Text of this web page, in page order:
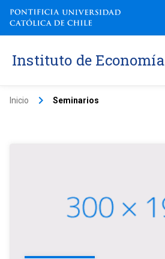
Instituto de Economía
Inicio keyboard_arrow_right Seminarios